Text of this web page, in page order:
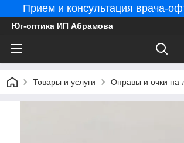
Прием и консультация врача-
Юг-оптика ИП Абрамова
Товары и услуги Оправы и очки на